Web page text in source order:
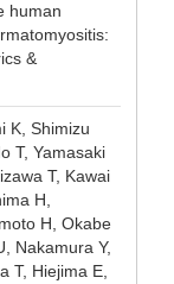
human
&
K, Shimizu
T, Yamasaki
T, Kawai
H,
H, Okabe
Nakamura Y,
T, Hiejima E,